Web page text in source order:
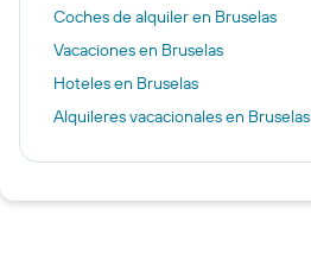
Coches de alquiler en Bruselas
Vacaciones en Bruselas
Hoteles en Bruselas
Alquileres vacacionales en Bruselas